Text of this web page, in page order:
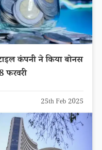
कंपनी ने किया बोनस
फरवरी
25th Feb 2025